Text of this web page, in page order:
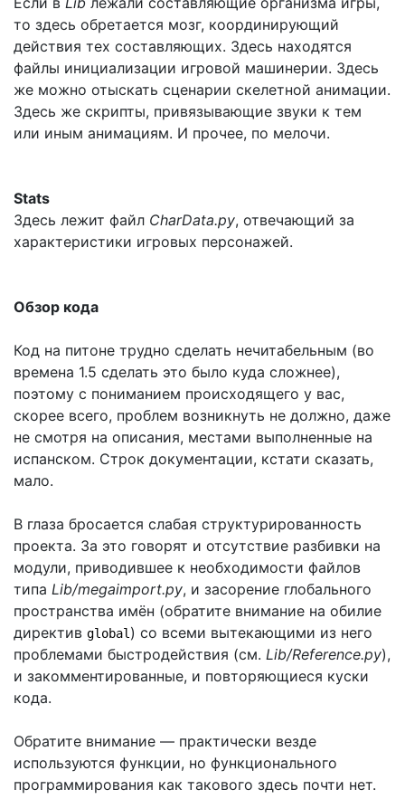
то здесь обретается мозг, координирующий
действия тех составляющих. Здесь находятся
файлы инициализации игровой машинерии. Здесь
же можно отыскать сценарии скелетной анимации.
Здесь же скрипты, привязывающие звуки к тем
или иным анимациям. И прочее, по мелочи.
Stats
Здесь лежит файл CharData.py, отвечающий за
характеристики игровых персонажей.
Обзор кода
Код на питоне трудно сделать нечитабельным (во
времена 1.5 сделать это было куда сложнее),
поэтому с пониманием происходящего у вас,
скорее всего, проблем возникнуть не должно, даже
не смотря на описания, местами выполненные на
испанском. Строк документации, кстати сказать,
мало.
В глаза бросается слабая структурированность
проекта. За это говорят и отсутствие разбивки на
модули, приводившее к необходимости файлов
типа Lib/megaimport.py, и засорение глобального
пространства имён (обратите внимание на обилие
директив global ) со всеми вытекающими из него
проблемами быстродействия (см. Lib/Reference.py),
и закомментированные, и повторяющиеся куски
кода.
Обратите внимание — практически везде
используются функции, но функционального
программирования как такового здесь почти нет.